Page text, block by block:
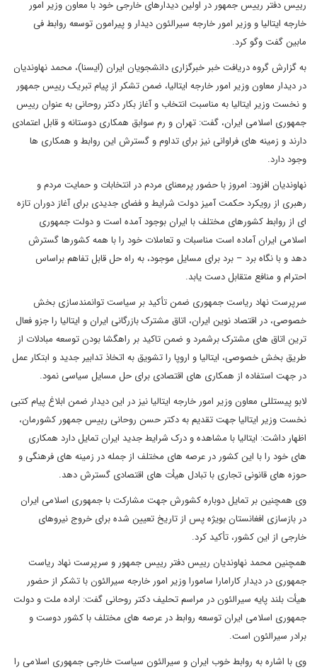
رییس دفتر رییس جمهور در اولین دیدارهای خارجی خود با معاون وزیر امور
خارجه ایتالیا و وزیر امور خارجه سیرالئون دیدار و پیرامون توسعه روابط فی
مابین گفت وگو کرد.
به گزارش گروه دریافت خبر خبرگزاری دانشجویان ایران (ایسنا)، محمد نهاوندیان
در دیدار معاون وزیر امور خارجه ایتالیا، ضمن تشکر از پیام تبریک رییس جمهور
و نخست وزیر ایتالیا به مناسبت انتخاب و آغاز بکار دکتر روحانی به عنوان رییس
جمهوری اسلامی ایران، گفت: تهران و رم سوابق همکاری دوستانه و قابل اعتمادی
دارند و زمینه های فراوانی نیز برای تداوم و گسترش این روابط و همکاری ها
وجود دارد.
نهاوندیان افزود: امروز با حضور پرمعنای مردم در انتخابات و حمایت مردم و
رهبری از رویکرد حکمت آمیز دولت شرایط و فضای جدیدی برای آغاز دوران تازه
ای از روابط کشورهای مختلف با ایران بوجود آمده است و دولت جمهوری
اسلامی ایران آماده است مناسبات و تعاملات خود را با همه کشورها گسترش
دهد و با نگاه برد – برد برای مسایل موجود، به راه حل قابل تفاهم براساس
احترام و منافع متقابل دست یابد.
سرپرست نهاد ریاست جمهوری ضمن تأکید بر سیاست توانمندسازی بخش
خصوصی، در اقتصاد نوین ایران، اتاق مشترک بازرگانی ایران و ایتالیا را جزو فعال
ترین اتاق های مشترک برشمرد و ضمن تاکید بر راهگشا بودن توسعه مبادلات از
طریق بخش خصوصی، ایتالیا و اروپا را تشویق به اتخاذ تدابیر جدید و ابتکار عمل
در جهت استفاده از همکاری های اقتصادی برای حل مسایل سیاسی نمود.
لابو پیستللی معاون وزیر امور خارجه ایتالیا نیز در این دیدار ضمن ابلاغ پیام کتبی
نخست وزیر ایتالیا جهت تقدیم به دکتر حسن روحانی رییس جمهور کشورمان،
اظهار داشت: ایتالیا با مشاهده و درک شرایط جدید ایران تمایل دارد همکاری
های خود را با این کشور در عرصه های مختلف از جمله در زمینه های فرهنگی و
حوزه های قانونی تجاری با تبادل هیأت های اقتصادی گسترش دهد.
وی همچنین بر تمایل دوباره کشورش جهت مشارکت با جمهوری اسلامی ایران
در بازسازی افغانستان بویژه پس از تاریخ تعیین شده برای خروج نیروهای
خارجی از این کشور، تأکید کرد.
همچنین محمد نهاوندیان رییس دفتر رییس جمهور و سرپرست نهاد ریاست
جمهوری در دیدار کارامارا سامورا وزیر امور خارجه سیرالئون با تشکر از حضور
هیأت بلند پایه سیرالئون در مراسم تحلیف دکتر روحانی گفت: اراده ملت و دولت
جمهوری اسلامی ایران توسعه روابط در عرصه های مختلف با کشور دوست و
برادر سیرالئون است.
وی با اشاره به روابط خوب ایران و سیرالئون سیاست خارجی جمهوری اسلامی را